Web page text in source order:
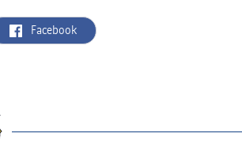
label.aria.facebook
Facebook